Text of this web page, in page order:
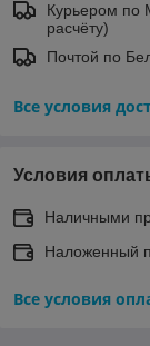
Курьером по
расчёту)
Почтой по
Все условия
Условия
Наличными
Наложенный
Все условия